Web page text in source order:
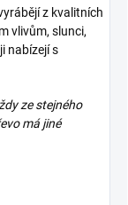
z kvalitních
vlivům, slunci,
nabízejí s
ze stejného
má jiné